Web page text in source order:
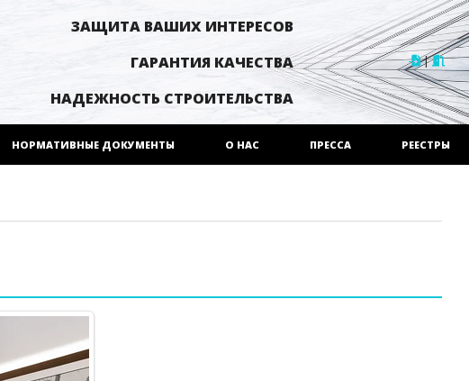
ЗАЩИТА ВАШИХ ИНТЕРЕСОВ
ГАРАНТИЯ КАЧЕСТВА
НАДЕЖНОСТЬ СТРОИТЕЛЬСТВА
|
НОРМАТИВНЫЕ ДОКУМЕНТЫ О НАС ПРЕССА РЕЕСТРЫ